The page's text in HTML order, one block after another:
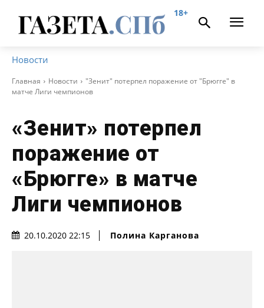
18+
Новости
Главная Новости
"Зенит" потерпел поражение от "Брюгге" в
матче Лиги чемпионов
«Зенит» потерпел
поражение от
«Брюгге» в матче
Лиги чемпионов
20.10.2020 22:15 Полина Карганова